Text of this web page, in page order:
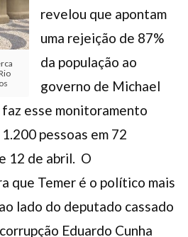
revelou que apontam
uma rejeição de 87%
da população ao
governo de Michael
esse monitoramento
pessoas em 72
12 de abril. O
que Temer é o político mais
lado do deputado cassado
Eduardo Cunha